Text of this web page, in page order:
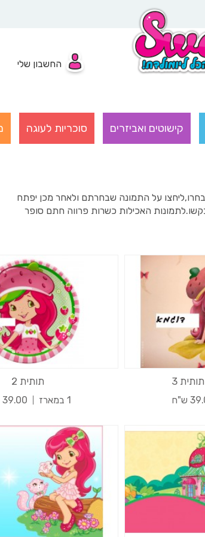
החשבון שלי
קישוטים ואביזרים סוכריות לעוגה
על התמונה שבחרתם ולאחר מכן יפתח
האכילות כשרות פרווה חתם סופר
3
ש"ח
תותית 2
1 במארז 39.00 ש"ח